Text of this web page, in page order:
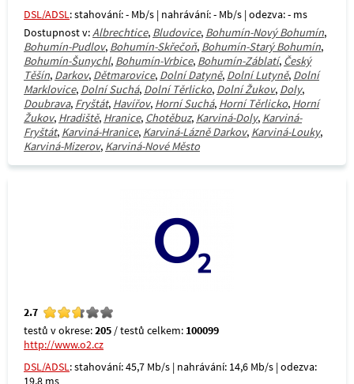
DSL/ADSL: stahování: - Mb/s | nahrávání: - Mb/s | odezva: - ms
Dostupnost v:Albrechtice, Bludovice, Bohumín-Nový Bohumín,
Bohumín-Pudlov, Bohumín-Skřečoň, Bohumín-Starý Bohumín,
Bohumín-Šunychl, Bohumín-Vrbice, Bohumín-Záblatí, Český
Těšín, Darkov, Dětmarovice, Dolní Datyně, Dolní Lutyně, Dolní
Marklovice, Dolní Suchá, Dolní Těrlicko, Dolní Žukov, Doly,
Doubrava, Fryštát, Havířov, Horní Suchá, Horní Těrlicko, Horní
Žukov, Hradiště, Hranice, Chotěbuz, Karviná-Doly, Karviná-
Fryštát, Karviná-Hranice, Karviná-Lázně Darkov, Karviná-Louky,
Karviná-Mizerov, Karviná-Nové Město
2.7
testů v okrese:205 / testů celkem: 100099
http://www.o2.cz
DSL/ADSL: stahování: 45,7 Mb/s | nahrávání: 14,6 Mb/s | odezva:
19,8 ms